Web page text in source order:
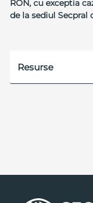
RON, cu exceptia
de la sediul Secpral
Resurse